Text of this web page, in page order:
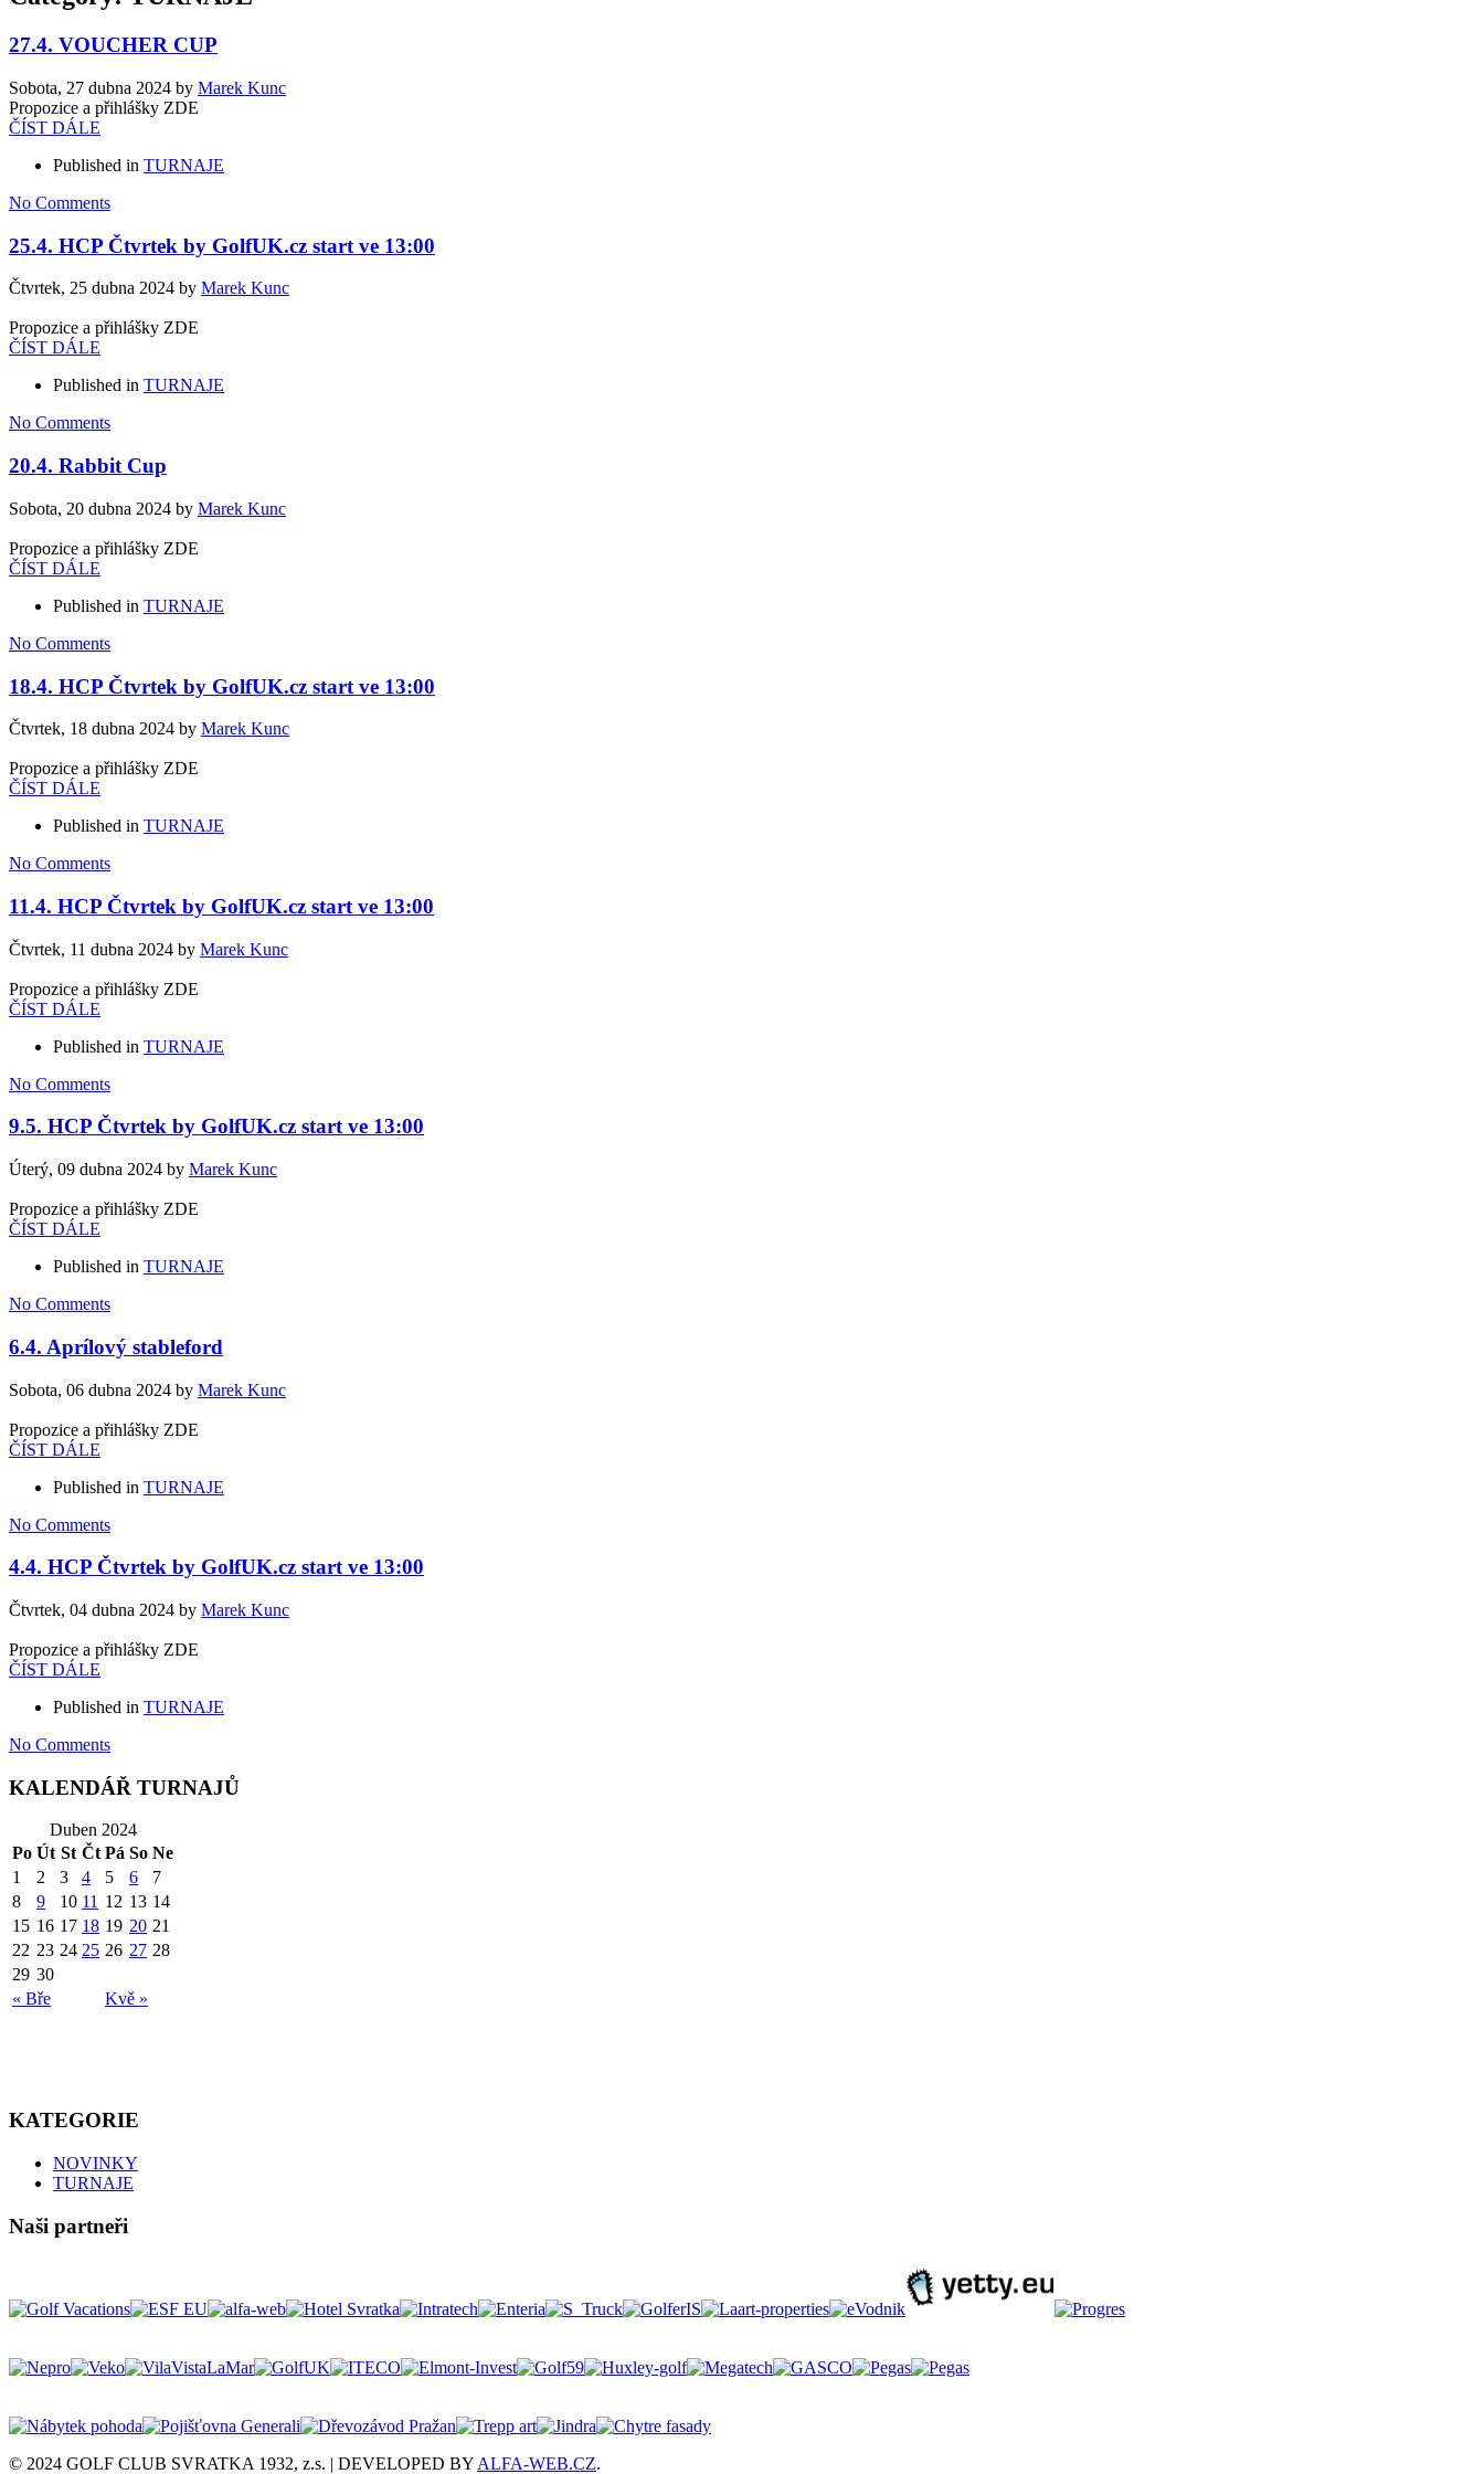
27.4. VOUCHER CUP
Sobota, 27 dubna 2024 by Marek Kunc
Propozice a přihlášky ZDE
ČÍST DÁLE
Published in TURNAJE
No Comments
25.4. HCP Čtvrtek by GolfUK.cz start ve 13:00
Čtvrtek, 25 dubna 2024 by Marek Kunc
Propozice a přihlášky ZDE
ČÍST DÁLE
Published in TURNAJE
No Comments
20.4. Rabbit Cup
Sobota, 20 dubna 2024 by Marek Kunc
Propozice a přihlášky ZDE
ČÍST DÁLE
Published in TURNAJE
No Comments
18.4. HCP Čtvrtek by GolfUK.cz start ve 13:00
Čtvrtek, 18 dubna 2024 by Marek Kunc
Propozice a přihlášky ZDE
ČÍST DÁLE
Published in TURNAJE
No Comments
11.4. HCP Čtvrtek by GolfUK.cz start ve 13:00
Čtvrtek, 11 dubna 2024 by Marek Kunc
Propozice a přihlášky ZDE
ČÍST DÁLE
Published in TURNAJE
No Comments
9.5. HCP Čtvrtek by GolfUK.cz start ve 13:00
Úterý, 09 dubna 2024 by Marek Kunc
Propozice a přihlášky ZDE
ČÍST DÁLE
Published in TURNAJE
No Comments
6.4. Aprílový stableford
Sobota, 06 dubna 2024 by Marek Kunc
Propozice a přihlášky ZDE
ČÍST DÁLE
Published in TURNAJE
No Comments
4.4. HCP Čtvrtek by GolfUK.cz start ve 13:00
Čtvrtek, 04 dubna 2024 by Marek Kunc
Propozice a přihlášky ZDE
ČÍST DÁLE
Published in TURNAJE
No Comments
KALENDÁŘ TURNAJŮ
Duben 2024
Po Út St Čt Pá So Ne
« Bře Kvě »
1 2 3 4 5 6
7
8
9 10 11 12 13 14
15 16 17 18 19 20 21
22 23 24 25 26 27 28
29 30
KATEGORIE
NOVINKY
TURNAJE
Naši partneři
© 2024 GOLF CLUB SVRATKA 1932, z.s. | DEVELOPED BY ALFA-WEB.CZ.